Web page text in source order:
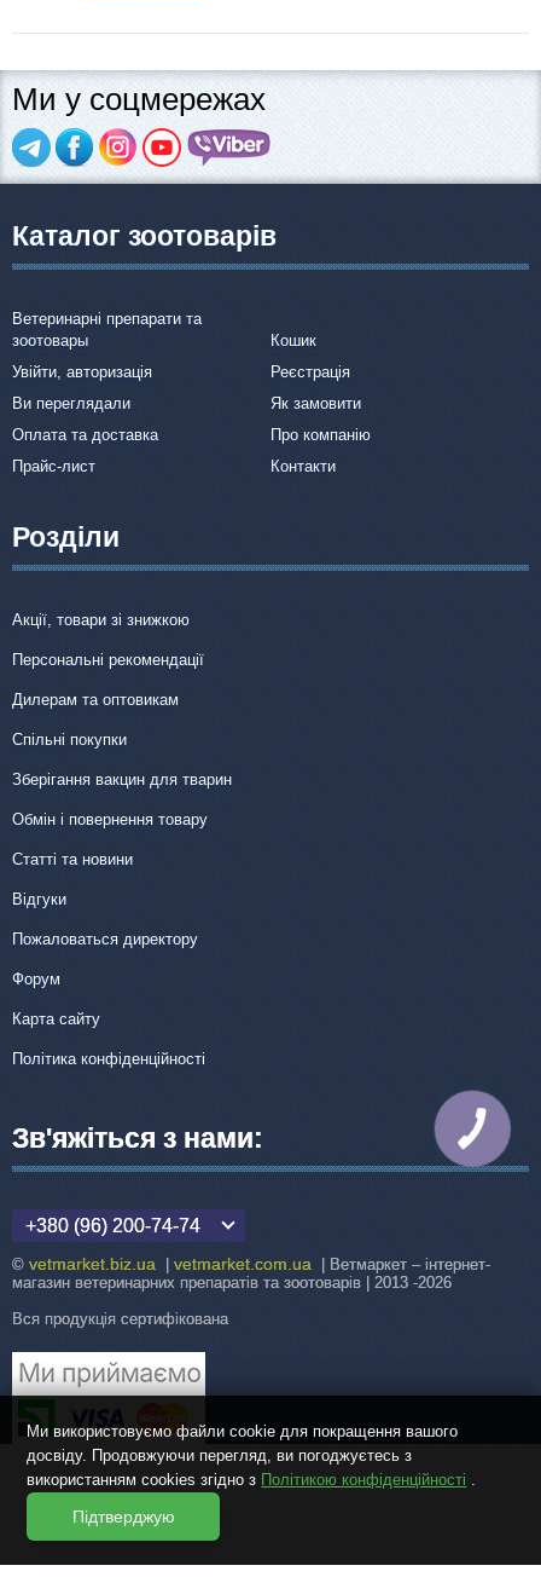
Ми у соцмережах
Каталог зоотоварів
Ветеринарні препарати та
зоотовары
Кошик
Увійти, авторизація
Реєстрація
Ви переглядали
Як замовити
Оплата та доставка
Про компанію
Прайс-лист
Контакти
Розділи
Акції, товари зі знижкою
Персональні рекомендації
Дилерам та оптовикам
Спільні покупки
Зберігання вакцин для тварин
Обмін і повернення товару
Статті та новини
Відгуки
Пожаловаться директору
Форум
Карта сайту
Політика конфіденційності
Зв'яжіться з нами:
+380 (96) 200-74-74
© vetmarket.biz.ua vetmarket.com.ua | Ветмаркет – інтернет-
магазин ветеринарних препаратів та зоотоварів | 2013 -2026
Вся продукція сертифікована
Ми використовуємо файли cookie для покращення вашого
досвіду. Продовжуючи перегляд, ви погоджуєтесь з
використанням cookies згідно з Політикою конфіденційності .
Підтверджую
КНОПКА
ЗВ'ЯЗКУ